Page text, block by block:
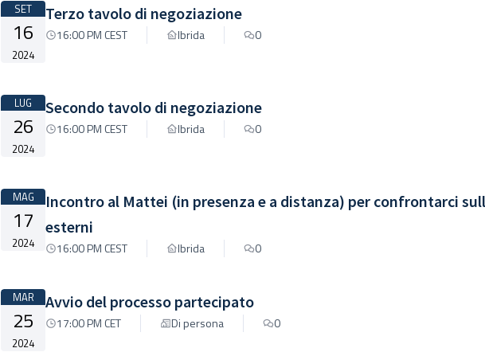
SET
16
2024
Terzo tavolo di negoziazione
16:00 PM CEST Ibrida 0
LUG
26
2024
Secondo tavolo di negoziazione
16:00 PM CEST Ibrida 0
MAG
17
2024
Incontro al Mattei (in presenza e a distanza) per confrontarci
esterni
16:00 PM CEST Ibrida 0
MAR
25
2024
Avvio del processo partecipato
17:00 PM CET Di persona 0